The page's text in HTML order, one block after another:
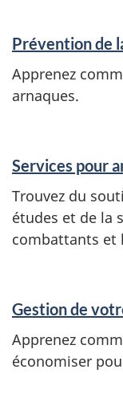
Prévention de
Apprenez
arnaques.
Services pour
Trouvez du
études et de la
combattants et
Gestion de
Apprenez
économiser